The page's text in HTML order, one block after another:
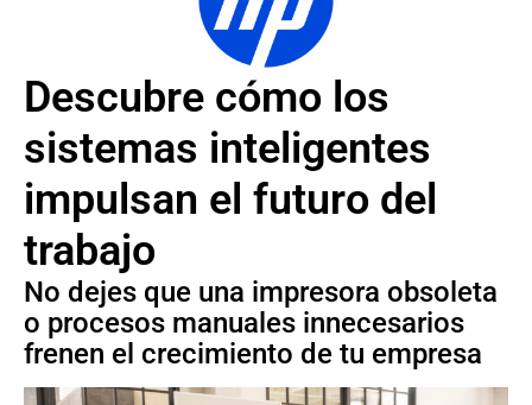
Descubre cómo los
sistemas inteligentes
impulsan el futuro del
trabajo
No dejes que una impresora obsoleta
o procesos manuales innecesarios
frenen el crecimiento de tu empresa